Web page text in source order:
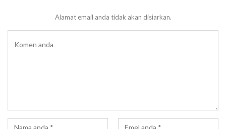
Alamat email anda tidak akan disiarkan.